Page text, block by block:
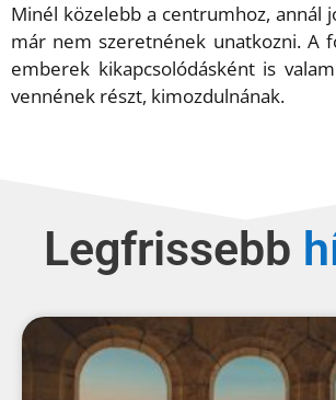
Minél közelebb a centrumhoz, annál
már nem szeretnének unatkozni. A
emberek kikapcsolódásként is
vennének részt, kimozdulnának.